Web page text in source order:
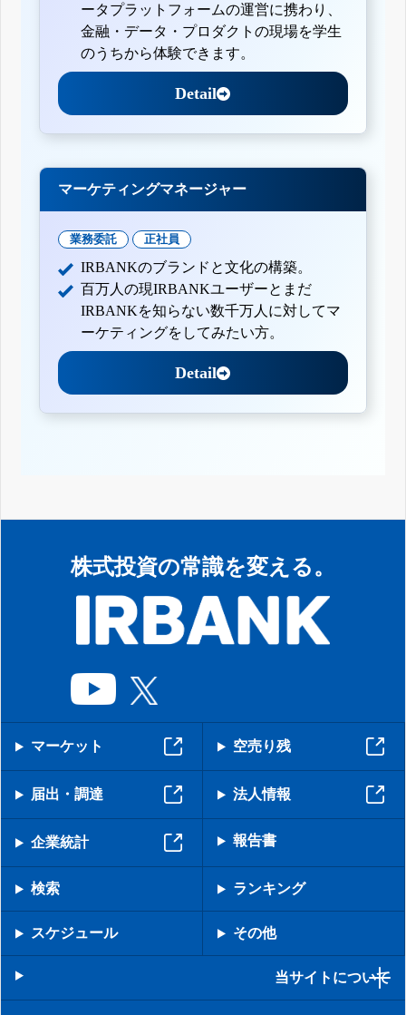
ータプラットフォームの運営に携わり、
金融・データ・プロダクトの現場を学生
のうちから体験できます。
Detail
マーケティングマネージャー
業務委託 正社員
IRBANKのブランドと文化の構築。
百万人の現IRBANKユーザーとまだ
IRBANKを知らない数千万人に対してマ
ーケティングをしてみたい方。
Detail
株式投資の常識を変える。
マーケット 空売り残
届出・調達 法人情報
企業統計 報告書
検索 ランキング
スケジュール その他
当サイトについて